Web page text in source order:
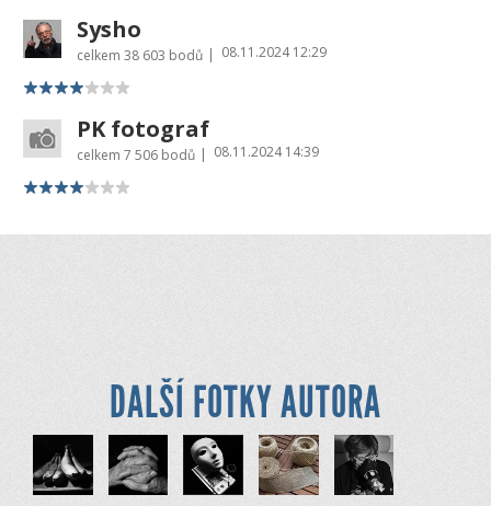
Sysho
celkem 38 603 bodů | 08.11.2024 12:29
PK fotograf
celkem 7 506 bodů | 08.11.2024 14:39
DALŠÍ FOTKY AUTORA